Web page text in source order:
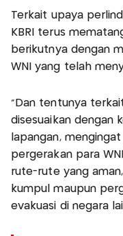
Terkait upaya
KBRI terus
berikutnya dengan
WNI yang telah
“Dan tentunya
disesuaikan dengan
lapangan,
pergerakan para
rute-rute yang
kumpul maupun
evakuasi di negara